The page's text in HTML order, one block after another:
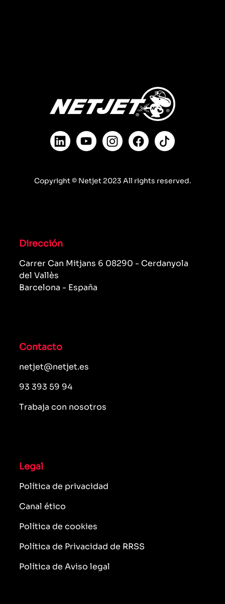
Copyright © Netjet 2023 All rights reserved.
Dirección
Carrer Can Mitjans 6 08290 - Cerdanyola
del Vallès
Barcelona - España
Contacto
netjet@netjet.es
93 393 59 94
Trabaja con nosotros
Legal
Política de privacidad
Canal ético
Política de cookies
Política de Privacidad de RRSS
Política de Aviso legal